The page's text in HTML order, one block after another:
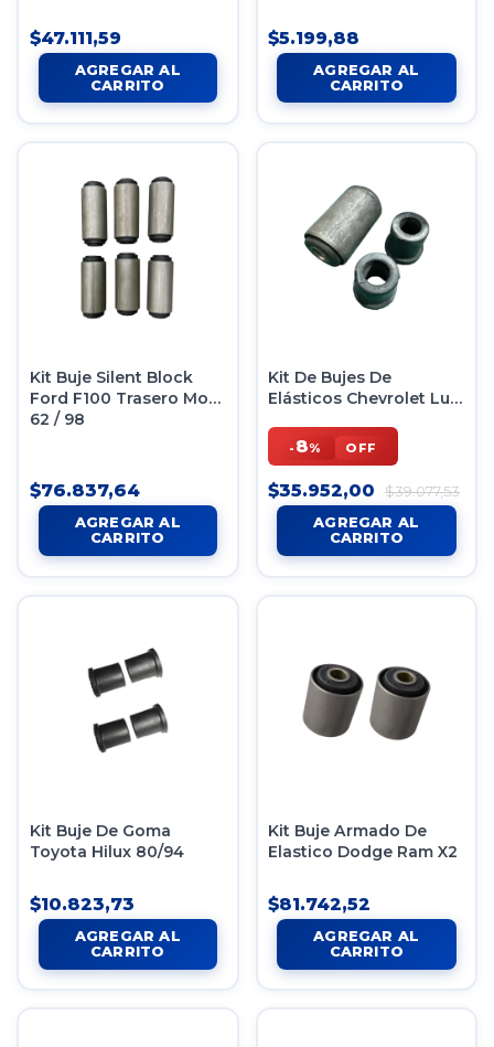
$47.111,59 $5.199,88
Kit Buje Silent Block
Ford F100 Trasero Mod
62 / 98
$76.837,64
Kit De Bujes De
Elásticos Chevrolet Luv
- 8% OFF
$35.952,00 $39.077,53
Kit Buje De Goma
Toyota Hilux 80/94
$10.823,73
Kit Buje Armado De
Elastico Dodge Ram X2
$81.742,52